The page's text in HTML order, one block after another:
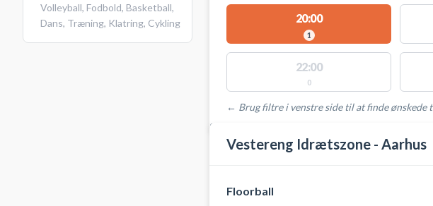
Volleyball, Fodbold, Basketball,
Dans, Træning, Klatring, Cykling 20:00
1
22:00
0
← Brug filtre i venstre side til at finde ønskede
STEDER MED LEDIGE AKTIVITETER
Vestereng Idrætszone - Aarhus
Floorball